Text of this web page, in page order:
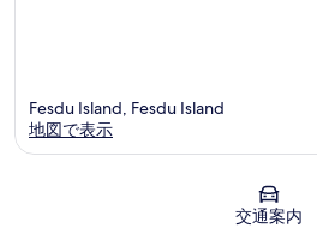
地図
Fesdu Island, Fesdu Island
地図で表示
交通案内